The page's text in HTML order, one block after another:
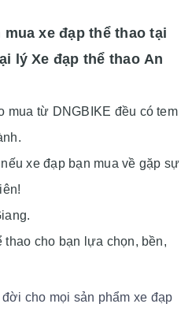
xe đạp thể thao tại
lý Xe đạp thể thao An
mua từ DNGBIKE đều có tem
xe đạp bạn mua về gặp sự
thao cho bạn lựa chọn, bền,
cho mọi sản phẩm xe đạp